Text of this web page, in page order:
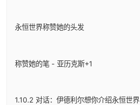
永恒世界称赞她的头发
称赞她的笔 - 亚历克斯+1
1.10.2 对话：伊德利尔想你介绍永恒世界